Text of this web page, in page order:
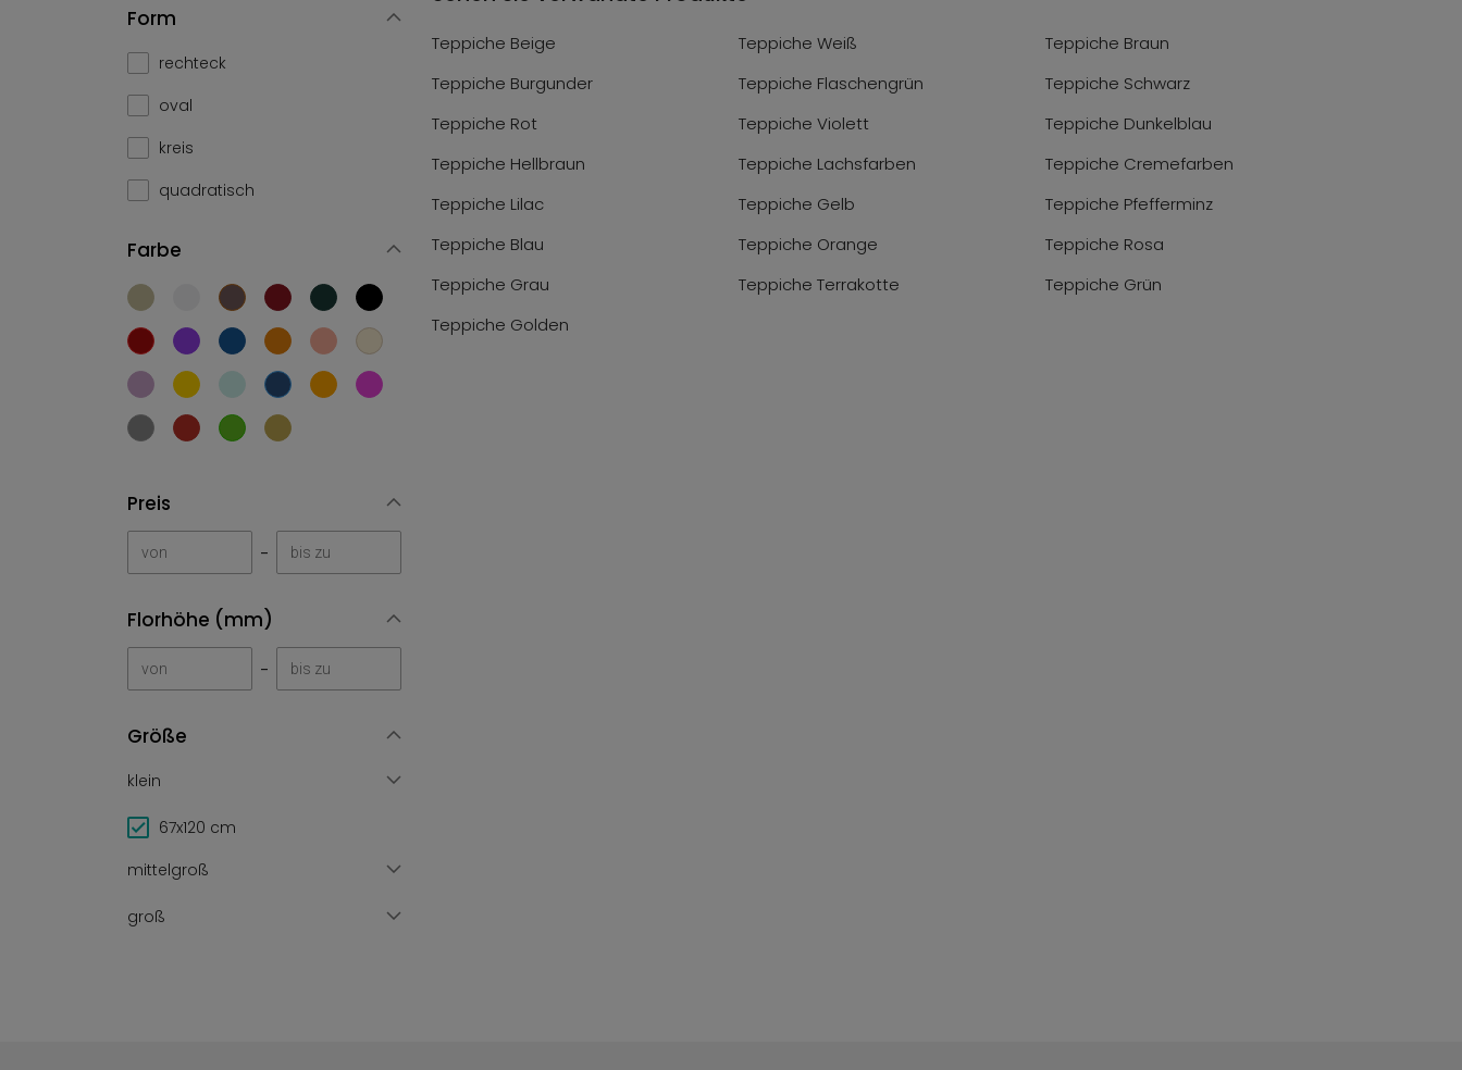
Form
rechteck
oval
kreis
quadratisch
Farbe
Preis
-
Florhöhe (mm)
-
Größe
klein
67x120 cm
mittelgroß
groß
Teppiche Beige Teppiche Weiß
Teppiche Braun
Teppiche Burgunder
Teppiche Flaschengrün
Teppiche Schwarz
Teppiche Rot
Teppiche Violett
Teppiche Dunkelblau
Teppiche Hellbraun
Teppiche Lachsfarben
Teppiche Cremefarben
Teppiche Lilac
Teppiche Gelb
Teppiche Pfefferminz
Teppiche Blau
Teppiche Orange
Teppiche Rosa
Teppiche Grau
Teppiche Terrakotte
Teppiche Grün
Teppiche Golden